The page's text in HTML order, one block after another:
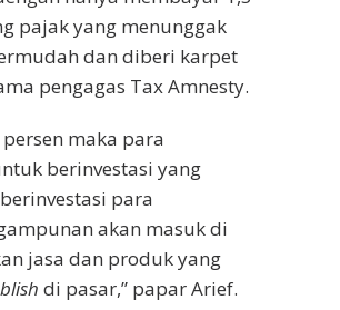
pajak yang menunggak
dan diberi karpet
pengagas Tax Amnesty.
maka para
berinvestasi yang
para
akan masuk di
jasa dan produk yang
di pasar,” papar Arief.